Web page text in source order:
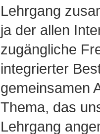
Lehrgang
ja der allen
zugängliche
integrierter
gemeinsamen
Thema, das
Lehrgang